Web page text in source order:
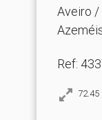
Aveiro /
Ref:
72.45